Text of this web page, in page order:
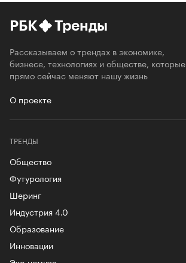
РБК Тренды
Рассказываем о трендах в экономике,
бизнесе, технологиях и обществе, которые
прямо сейчас меняют нашу жизнь
О проекте
ТРЕНДЫ
Общество
Футурология
Шеринг
Индустрия 4.0
Образование
Инновации